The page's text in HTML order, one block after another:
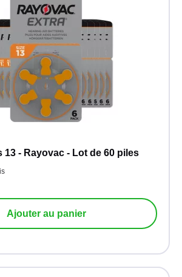
13 - Rayovac - Lot de 60 piles
Ajouter au panier